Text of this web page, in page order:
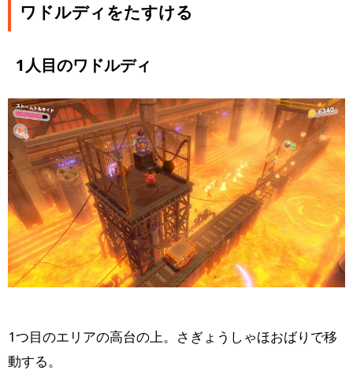
ワドルディをたすける
1人目のワドルディ
1つ目のエリアの高台の上。さぎょうしゃほおばりで移
動する。